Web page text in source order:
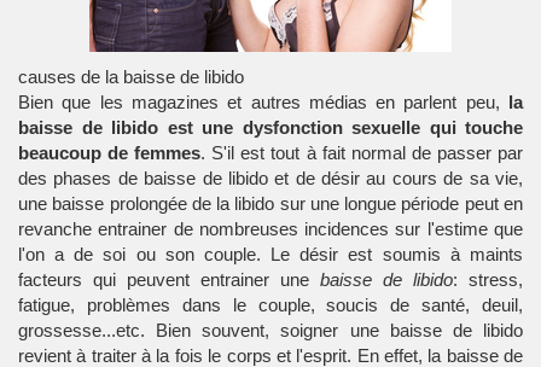
causes de la baisse de libido
Bien que les magazines et autres médias en parlent peu, la
baisse de libido est une dysfonction sexuelle qui touche
beaucoup de femmes. S'il est tout à fait normal de passer par
des phases de baisse de libidoet de désir au cours de sa vie,
une baisse prolongée de la libido sur une longue période peut en
revanche entrainer de nombreuses incidences sur l'estime que
l'on a de soi ou son couple. Le désir est soumis à maints
facteurs qui peuvent entrainer une baisse de libido: stress,
fatigue, problèmes dans le couple, soucis de santé, deuil,
grossesse...etc. Bien souvent, soigner une baisse de libido
revient à traiter à la fois le corps et l'esprit. En effet, la baisse de